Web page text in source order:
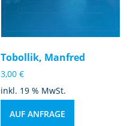
Tobollik, Manfred
3,00€
inkl. 19 % MwSt.
AUF ANFRAGE